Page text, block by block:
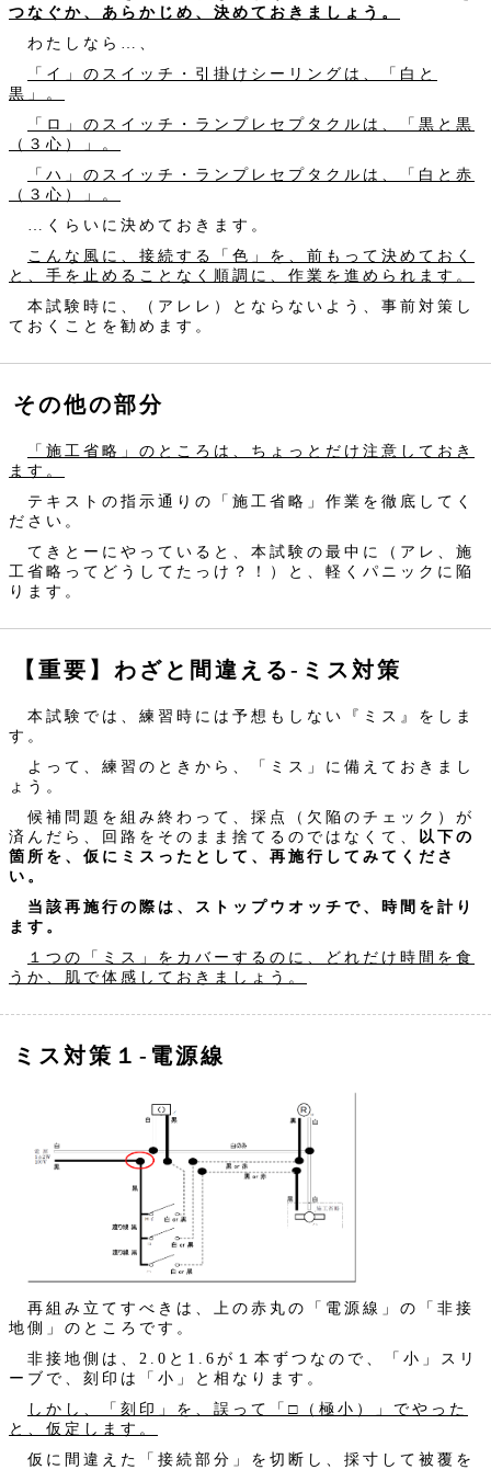
つなぐか、あらかじめ、決めておきましょう。
わたしなら…、
「イ」のスイッチ・引掛けシーリングは、「白と
黒」。
「ロ」のスイッチ・ランプレセプタクルは、「黒と黒
（３心）」。
「ハ」のスイッチ・ランプレセプタクルは、「白と赤
（３心）」。
…くらいに決めておきます。
こんな風に、接続する「色」を、前もって決めておく
と、手を止めることなく順調に、作業を進められます。
本試験時に、（アレレ）とならないよう、事前対策し
ておくことを勧めます。
その他の部分
「施工省略」のところは、ちょっとだけ注意しておき
ます。
テキストの指示通りの「施工省略」作業を徹底してく
ださい。
てきとーにやっていると、本試験の最中に（アレ、施
工省略ってどうしてたっけ？！）と、軽くパニックに陥
ります。
【重要】わざと間違える‐ミス対策
本試験では、練習時には予想もしない『ミス』をしま
す。
よって、練習のときから、「ミス」に備えておきまし
ょう。
候補問題を組み終わって、採点（欠陥のチェック）が
済んだら、回路をそのまま捨てるのではなくて、
以下の
箇所を、仮にミスったとして、再施行してみてくださ
い。
当該再施行の際は、ストップウオッチで、時間を計り
ます。
１つの「ミス」をカバーするのに、どれだけ時間を食
うか、肌で体感しておきましょう。
ミス対策１‐電源線
再組み立てすべきは、上の赤丸の「電源線」の「非接
地側」のところです。
非接地側は、2.0と1.6が１本ずつなので、「小」スリ
ーブで、刻印は「小」と相なります。
しかし、「刻印」を、誤って「□（極小）」でやった
と、仮定します。
仮に間違えた「接続部分」を切断し、採寸して被覆を